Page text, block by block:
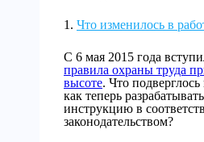
Что изменилось в
С 6 мая 2015 года
правила охраны труда
высоте. Что
как теперь
инструкцию в
законодательством?